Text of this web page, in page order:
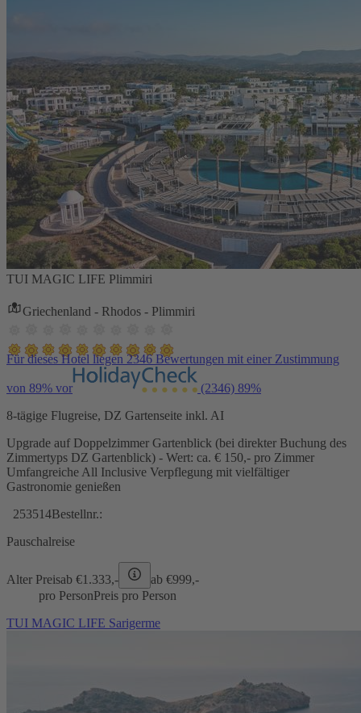
TUI MAGIC LIFE Plimmiri
Griechenland - Rhodos - Plimmiri
Für dieses Hotel liegen 2346 Bewertungen mit einer Zustimmung
von 89% vor (2346) 89%
8-tägige Flugreise, DZ Gartenseite inkl. AI
Upgrade auf Doppelzimmer Gartenblick (bei direkter Buchung des
Zimmertyps DZ Gartenblick) - Wert: ca. € 150,- pro Zimmer
Umfangreiche All Inclusive Verpflegung mit vielfältiger
Gastronomie genießen
253514Bestellnr.:
Pauschalreise
Alter Preisab €1.333,- ab €999,-
pro PersonPreis pro Person
TUI MAGIC LIFE Sarigerme